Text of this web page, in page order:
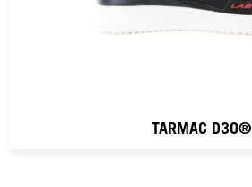
TARMAC D3O®